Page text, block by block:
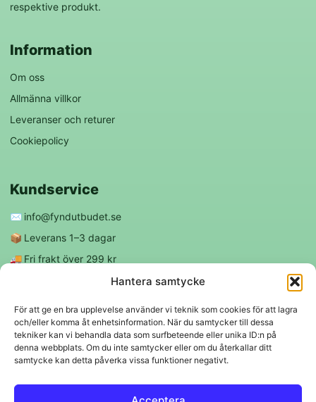
Hantera samtycke
För att ge en bra upplevelse använder vi teknik som cookies för att lagra
och/eller komma åt enhetsinformation. När du samtycker till dessa
tekniker kan vi behandla data som surfbeteende eller unika ID:n på
denna webbplats. Om du inte samtycker eller om du återkallar ditt
samtycke kan detta påverka vissa funktioner negativt.
respektive produkt.
Information
Om oss
Allmänna villkor
Leveranser och returer
Cookiepolicy
Kundservice
✉️ info@fyndutbudet.se
📦 Leverans 1–3 dagar
🚚 Fri frakt över 299 kr
Följ oss
f ◎